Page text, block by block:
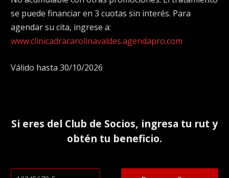
se puede financiar en 3 cuotas sin interés. Para
agendar su cita, ingrese a:
www.clinicadracarolinavaldes.agendapro.com
Válido hasta 30/10/2026
Si eres del Club de Socios, ingresa tu rut y
obtén tu beneficio.